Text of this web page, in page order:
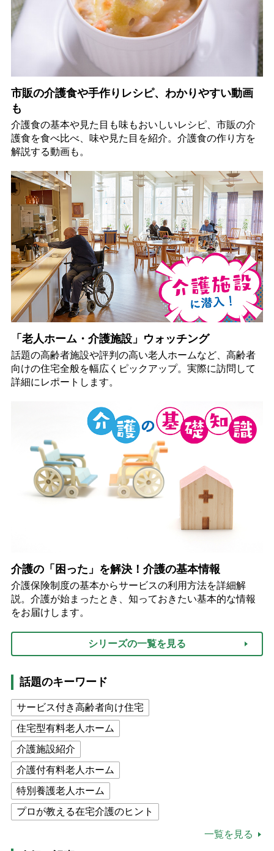
市販の介護食や手作りレシピ、わかりやすい動画
も
介護食の基本や見た目も味もおいしいレシピ、市販の介
護食を食べ比べ、味や見た目を紹介。介護食の作り方を
解説する動画も。
「老人ホーム・介護施設」ウォッチング
話題の高齢者施設や評判の高い老人ホームなど、高齢者
向けの住宅全般を幅広くピックアップ。実際に訪問して
詳細にレポートします。
介護の「困った」を解決！介護の基本情報
介護保険制度の基本からサービスの利用方法を詳細解
説。介護が始まったとき、知っておきたい基本的な情報
をお届けします。
シリーズの一覧を見る
話題のキーワード
サービス付き高齢者向け住宅
住宅型有料老人ホーム
介護施設紹介
介護付有料老人ホーム
特別養護老人ホーム
プロが教える在宅介護のヒント
一覧を見る